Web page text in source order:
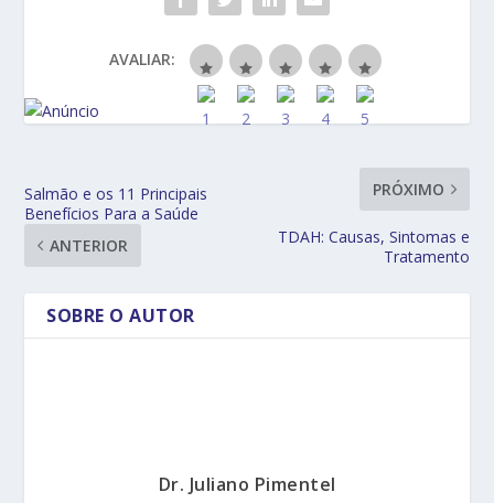
AVALIAR:
Salmão e os 11 Principais
Benefícios Para a Saúde
ANTERIOR
PRÓXIMO
TDAH: Causas, Sintomas e
Tratamento
SOBRE O AUTOR
Dr. Juliano Pimentel